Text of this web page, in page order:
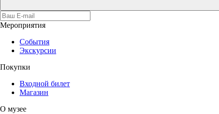
Мероприятия
События
Экскурсии
Покупки
Входной билет
Магазин
О музее